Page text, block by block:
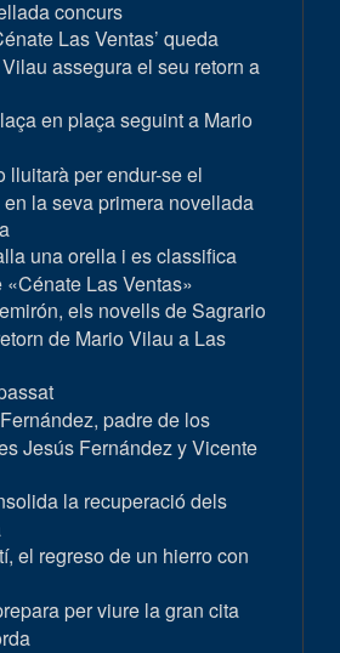
concurs
Las Ventas’ queda
assegura el seu retorn a
en plaça seguint a Mario
lluitarà per endur-se el
la seva primera novellada
una orella i es classifica
Las Ventas»
els novells de Sagrario
de Mario Vilau a Las
padre de los
Jesús Fernández y Vicente
la recuperació dels
el regreso de un hierro con
per viure la gran cita